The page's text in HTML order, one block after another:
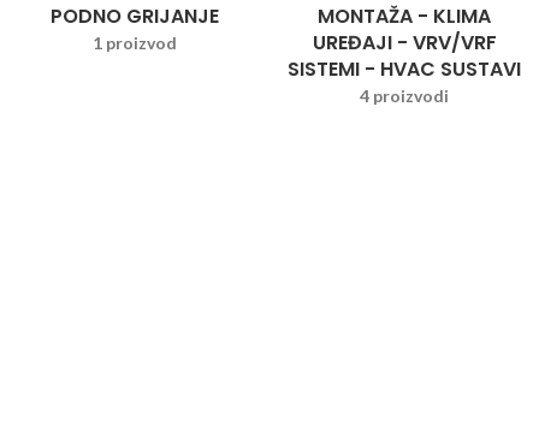
PODNO GRIJANJE
1 proizvod
MONTAŽA - KLIMA
UREĐAJI - VRV/VRF
SISTEMI - HVAC SUSTAVI
4 proizvodi